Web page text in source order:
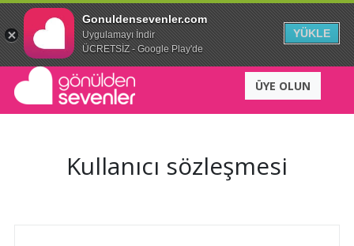
ÜYE OLUN
Kullanıcı sözleşmesi
Gonuldensevenler.com
Uygulamayı İndir
ÜCRETSİZ - Google Play'de
YÜKLE